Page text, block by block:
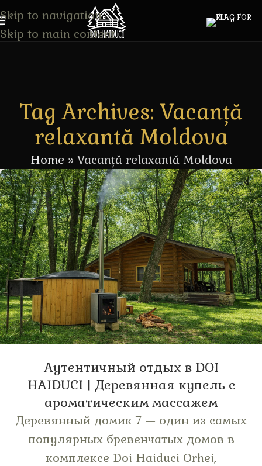
Skip to navigation
Skip to main content
Tag Archives: Vacanță
relaxantă Moldova
Home » Vacanță relaxantă Moldova
Аутентичный отдых в DOI
HAIDUCI | Деревянная купель с
ароматическим массажем
Деревянный домик 7 — один из самых
популярных бревенчатых домов в
комплексе Doi Haiduci Orhei,